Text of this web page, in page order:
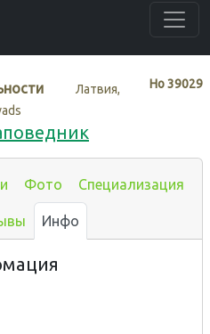
Нo39029
Латвия,
Фото Специализация
Инфо